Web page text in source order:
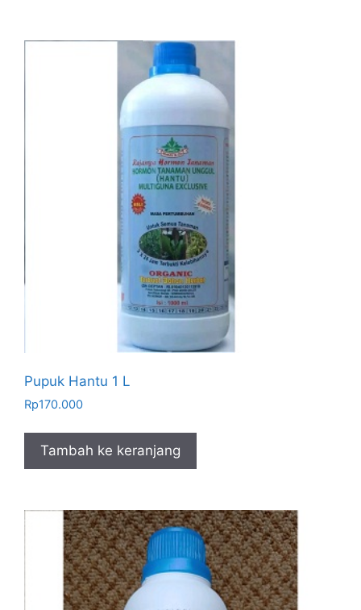
Pupuk Hantu 1 L
Rp170.000
Tambah ke keranjang